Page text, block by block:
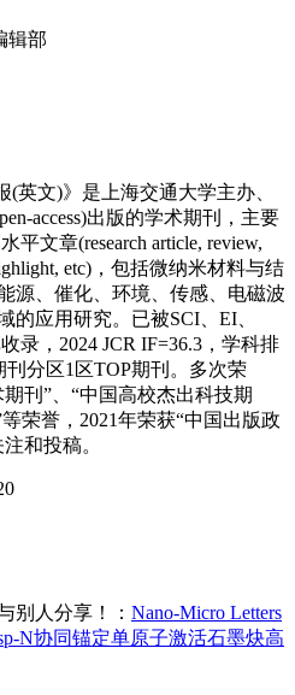
辑部
(英文)》是上海交通大学主办、
access)出版的学术期刊，主要
文章(research article, review,
etc)，包括微纳米材料与结
源、催化、环境、传感、电磁波
的应用研究。已被SCI、EI、
录，2024 JCR IF=36.3，学科排
分区1区TOP期刊。多次荣
刊”、“中国高校杰出科技期
荣誉，2021年荣获“中国出版政
和投稿。
别人分享！： Nano-Micro Letters
N协同锚定单原子激活石墨炔高